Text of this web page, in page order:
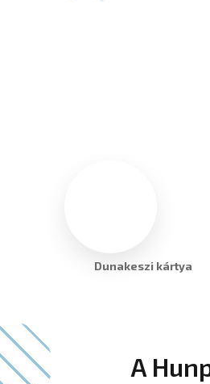
Dunakeszi kártya
A